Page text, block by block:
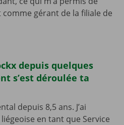
gérant de la filiale de
depuis quelques
s’est déroulée ta
depuis 8,5 ans. J’ai
en tant que Service